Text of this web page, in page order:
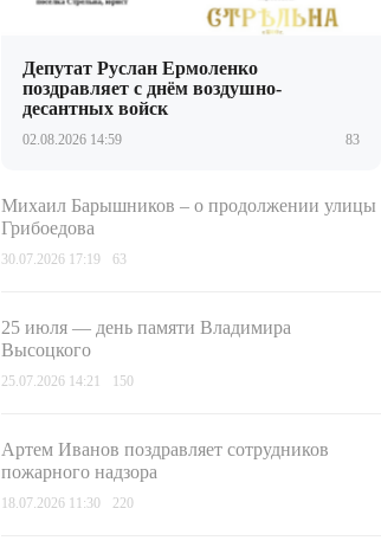
Депутат Руслан Ермоленко
поздравляет с днём воздушно-
десантных войск
02.08.2026 14:59 83
Михаил Барышников – о продолжении улицы
Грибоедова
30.07.2026 17:19 63
25 июля — день памяти Владимира
Высоцкого
25.07.2026 14:21 150
Артем Иванов поздравляет сотрудников
пожарного надзора
18.07.2026 11:30 220